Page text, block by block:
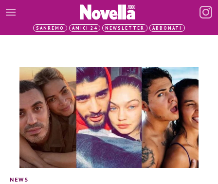
SANREMO AMICI 24 NEWSLETTER ABBONATI
NEWS